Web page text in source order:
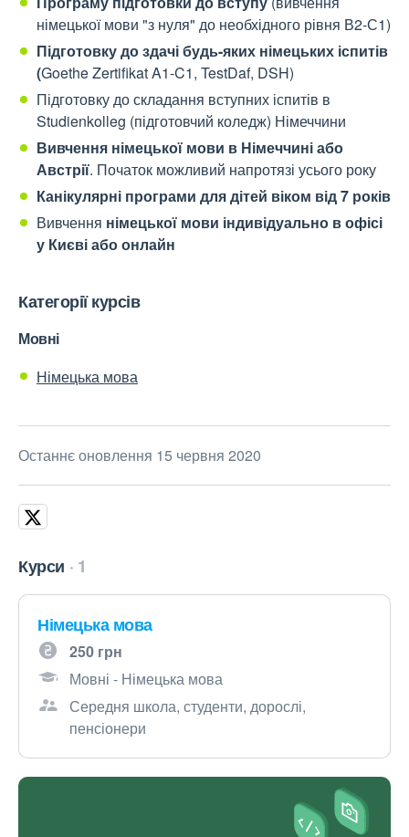
німецької мови "з нуля" до необхідного рівня В2-С1)
Підготовку до здачі будь-яких німецьких іспитів
(Goethe Zertifikat A1-C1, TestDaf, DSH)
Підготовку до складання вступних іспитів в
Studienkolleg (підготовчий коледж) Німеччини
Вивчення німецької мови в Німеччині або
Австрії. Початок можливий напротязі усього року
Канікулярні програми для дітей віком від 7 років
Вивчення німецької мови індивідуально в офісі
у Києві або онлайн
Категорії курсів
Мовні
Німецька мова
Останнє оновлення 15 червня 2020
Курси 1
Німецька мова
250 грн
Мовні - Німецька мова
Середня школа, студенти, дорослі,
пенсіонери